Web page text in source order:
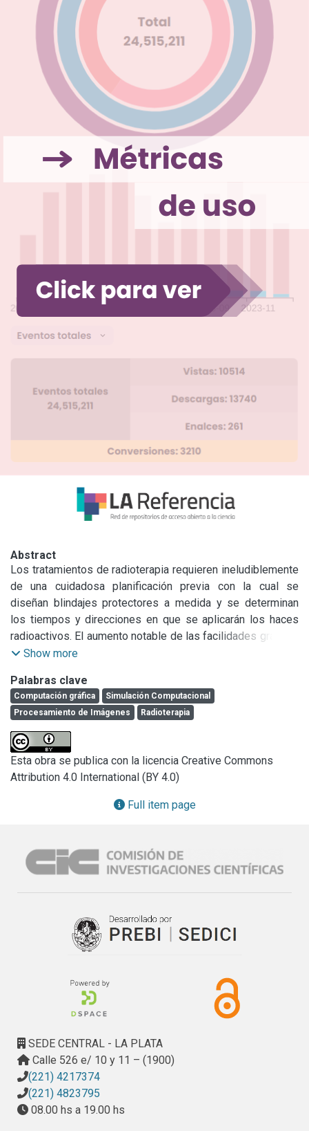
Abstract
Los tratamientos de radioterapia requieren ineludiblemente
de una cuidadosa planificación previa con la cual se
diseñan blindajes protectores a medida y se determinan
los tiempos y direcciones en que se aplicarán los haces
radioactivos. El aumento notable de las facilidades gráficas
en las computadoras, junto con las mejoras en las
computadas (CT) y resonancias magnéticas (MRI), han
dejado bastante retrasados a los sistemas empleados
actualmente para la planificación de este tipo de
tratamientos. Adicionalmente han surgido nuevas terapias
como BNCT (Boron Neutron Capture Teraphy), que requieren
de planificadores más complejos y precisos con costosos
modelos numéricos. En este trabajo se presentan una serie
de desarrollos que permiten automatizar en gran medida la
computacional, algoritmos de reconocimiento de imágenes
y un código de simulación basado en el método Monte
aquí presentadas son aplicables a cualquier tratamiento de
Show more
Palabras clave
Computación gráfica
Simulación Computacional
Procesamiento de Imágenes
Radioterapia
Esta obra se publica con la licencia Creative Commons
Attribution 4.0 International (BY 4.0)
Full item page
SEDE CENTRAL - LA PLATA
Calle 526 e/ 10 y 11 – (1900)
(221) 4217374
(221) 4823795
08.00 hs a 19.00 hs